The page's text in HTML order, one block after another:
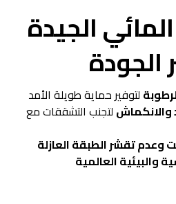
الجيدة
لتوفير حماية طويلة الأمد
والانكماش لتجنب التشققات مع
وعدم تقشر الطبقة العازلة
والبيئية العالمية